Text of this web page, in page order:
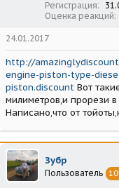
Регистрация
Оценка реакций
24.01.2017
http://
engine-piston-type-
piston.discount Вот
милиметров,и прорези
Написано,что от
Зубр
Пользователь